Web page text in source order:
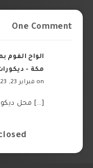
One Comment
مكة -
on فبراير 23, 2023
[…] محل